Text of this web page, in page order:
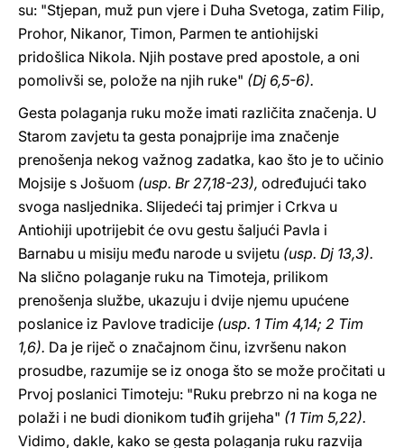
su: "Stjepan, muž pun vjere i Duha Svetoga, zatim Filip,
Prohor, Nikanor, Timon, Parmen te antiohijski
pridošlica Nikola. Njih postave pred apostole, a oni
pomolivši se, polože na njih ruke" (Dj 6,5-6).
Gesta polaganja ruku može imati različita značenja. U
Starom zavjetu ta gesta ponajprije ima značenje
prenošenja nekog važnog zadatka, kao što je to učinio
Mojsije s Jošuom (usp. Br 27,18-23), određujući tako
svoga nasljednika. Slijedeći taj primjer i Crkva u
Antiohiji upotrijebit će ovu gestu šaljući Pavla i
Barnabu u misiju među narode u svijetu (usp. Dj 13,3).
Na slično polaganje ruku na Timoteja, prilikom
prenošenja službe, ukazuju i dvije njemu upućene
poslanice iz Pavlove tradicije (usp. 1 Tim 4,14; 2 Tim
1,6). Da je riječ o značajnom činu, izvršenu nakon
prosudbe, razumije se iz onoga što se može pročitati u
Prvoj poslanici Timoteju: "Ruku prebrzo ni na koga ne
polaži i ne budi dionikom tuđih grijeha" (1 Tim 5,22).
Vidimo, dakle, kako se gesta polaganja ruku razvija